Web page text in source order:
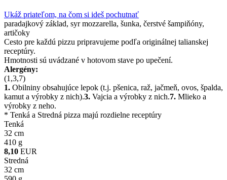
Ukáž priateľom, na čom si ideš pochutnať
paradajkový základ, syr mozzarella, šunka, čerstvé šampiňóny,
artičoky
Cesto pre každú pizzu pripravujeme podľa originálnej talianskej
receptúry.
Hmotnosti sú uvádzané v hotovom stave po upečení.
Alergény:
(1,3,7)
1. Obilniny obsahujúce lepok (t.j. pšenica, raž, jačmeň, ovos, špalda,
kamut a výrobky z nich).3. Vajcia a výrobky z nich.7. Mlieko a
výrobky z neho.
* Tenká a Stredná pizza majú rozdielne receptúry
Tenká
32 cm
410 g
8,10 EUR
Stredná
32 cm